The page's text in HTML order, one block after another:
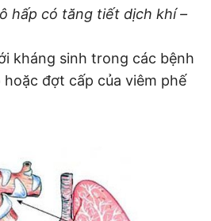
hấp có tăng tiết dịch khí –
kháng sinh trong các bệnh
hoặc đợt cấp của viêm phế